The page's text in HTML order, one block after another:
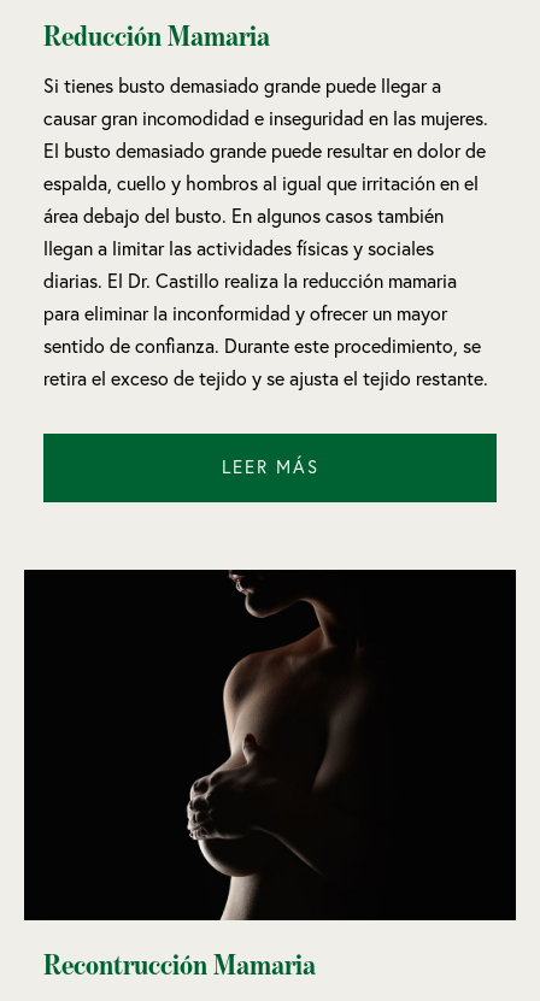
Reducción Mamaria
Si tienes busto demasiado grande puede llegar a
causar gran incomodidad e inseguridad en las mujeres.
El busto demasiado grande puede resultar en dolor de
espalda, cuello y hombros al igual que irritación en el
área debajo del busto. En algunos casos también
llegan a limitar las actividades físicas y sociales
diarias. El Dr. Castillo realiza la reducción mamaria
para eliminar la inconformidad y ofrecer un mayor
sentido de confianza. Durante este procedimiento, se
retira el exceso de tejido y se ajusta el tejido restante.
LEER MÁS
Recontrucción Mamaria